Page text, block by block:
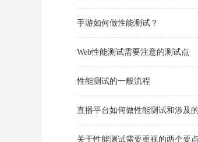
手游如何做性能测试？
Web性能测试需要注意的测试点
性能测试的一般流程
直播平台如何做性能测试和涉及
关于性能测试需要重视的两个要点